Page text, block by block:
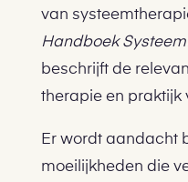
van
Handboek
beschrijft de
therapie en praktijk
Er wordt aandacht
moeilijkheden die